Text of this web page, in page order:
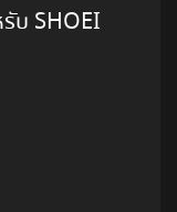
บ SHOEI